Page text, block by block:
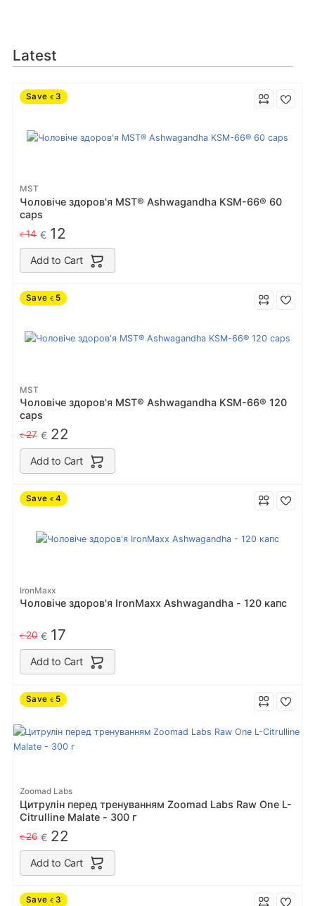
Latest
Save € 3
MST
Чоловіче здоров'я MST® Ashwagandha KSM-66® 60
caps
€14 € 12
Add to Cart
Save € 5
MST
Чоловіче здоров'я MST® Ashwagandha KSM-66® 120
caps
€27 € 22
Add to Cart
Save € 4
IronMaxx
Чоловіче здоров'я IronMaxx Ashwagandha - 120 капс
€20 € 17
Add to Cart
Save € 5
Zoomad Labs
Цитрулін перед тренуванням Zoomad Labs Raw One L-
Citrulline Malate - 300 г
€26 € 22
Add to Cart
Save € 3